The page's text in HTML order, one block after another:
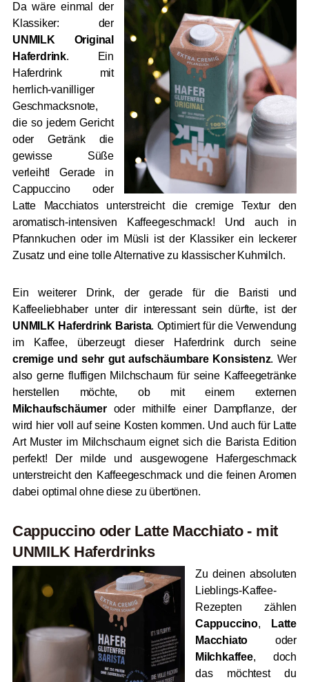
Da wäre einmal der
Klassiker: der
UNMILK Original
Haferdrink. Ein
Haferdrink mit
herrlich-vanilliger
Geschmacksnote,
die so jedem Gericht
oder Getränk die
gewisse Süße
verleiht! Gerade in
Cappuccino oder
Latte Macchiatos unterstreicht die cremige Textur den
aromatisch-intensiven Kaffeegeschmack! Und auch in
Pfannkuchen oder im Müsli ist der Klassiker ein leckerer
Zusatz und eine tolle Alternative zu klassischer Kuhmilch.
Ein weiterer Drink, der gerade für die Baristi und
Kaffeeliebhaber unter dir interessant sein dürfte, ist der
UNMILK Haferdrink Barista. Optimiert für die Verwendung
im Kaffee, überzeugt dieser Haferdrink durch seine
cremige und sehr gut aufschäumbare Konsistenz. Wer
also gerne fluffigen Milchschaum für seine Kaffeegetränke
herstellen möchte, ob mit einem externen
Milchaufschäumeroder mithilfe einer Dampflanze, der
wird hier voll auf seine Kosten kommen. Und auch für Latte
Art Muster im Milchschaum eignet sich die Barista Edition
perfekt! Der milde und ausgewogene Hafergeschmack
unterstreicht den Kaffeegeschmack und die feinen Aromen
dabei optimal ohne diese zu übertönen.
Cappuccino oder Latte Macchiato - mit
UNMILK Haferdrinks
Zu deinen absoluten
Lieblings-Kaffee-
Rezepten zählen
Cappuccino,
Latte
Macchiato oder
Milchkaffee, doch
das möchtest du